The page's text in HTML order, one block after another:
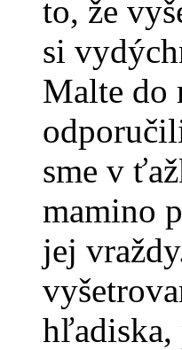
to, že
si
Malte do
sme v
mamino
jej
hľadiska,